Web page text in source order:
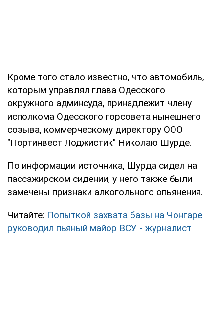
Кроме того стало известно, что автомобиль,
которым управлял глава Одесского
окружного админсуда, принадлежит члену
исполкома Одесского горсовета нынешнего
созыва, коммерческому директору ООО
"Портинвест Лоджистик" Николаю Шурде.
По информации источника, Шурда сидел на
пассажирском сидении, у него также были
замечены признаки алкогольного опьянения.
Читайте: Попыткой захвата базы на Чонгаре
руководил пьяный майор ВСУ - журналист